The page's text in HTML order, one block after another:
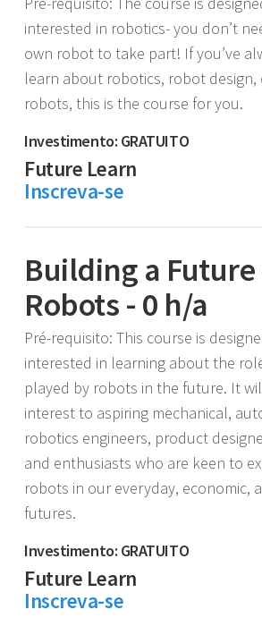
interested in robotics- you don’t
own robot to take part! If you’ve
learn about robotics, robot
robots, this is the course for you.
Investimento: GRATUITO
Future Learn
Inscreva-se
Building a
Robots - 0 h/a
Pré-requisito: This course is
interested in learning about the
played by robots in the future. It
interest to aspiring mechanical,
robotics engineers, product
and enthusiasts who are keen to
robots in our everyday, economic,
futures.
Investimento: GRATUITO
Future Learn
Inscreva-se